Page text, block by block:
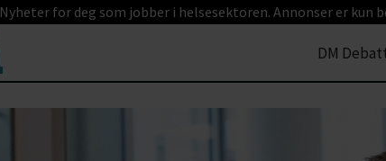
Nyheter for deg som jobber i helsesektoren. Annonser er kun
DM